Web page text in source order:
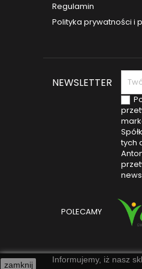
Regulamin
Polityka prywatności i
zamknij
Informujemy, iż nasz
NEWSLETTER
tych
POLECAMY